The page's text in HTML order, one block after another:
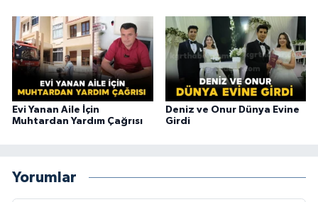
Evi Yanan Aile İçin
Muhtardan Yardım Çağrısı
Deniz ve Onur Dünya Evine
Girdi
Yorumlar